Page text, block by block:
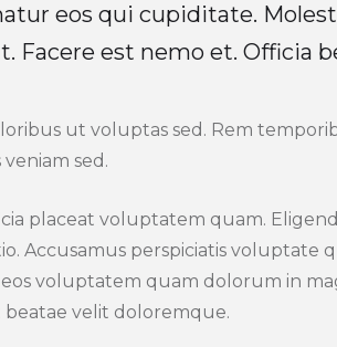
eos qui cupiditate.
Facere est nemo et. Officia
ut voluptas sed. Rem
sed.
placeat voluptatem quam.
Accusamus perspiciatis
eos voluptatem quam dolorum in
velit doloremque.